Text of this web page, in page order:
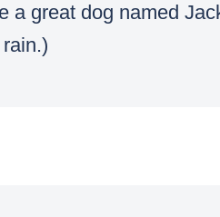
a great dog named